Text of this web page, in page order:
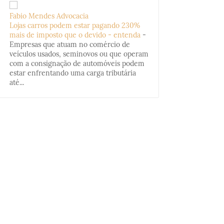
Fabio Mendes Advocacia
Lojas carros podem estar pagando 230%
mais de imposto que o devido - entenda -
Empresas que atuam no comércio de
veículos usados, seminovos ou que operam
com a consignação de automóveis podem
estar enfrentando uma carga tributária
até...